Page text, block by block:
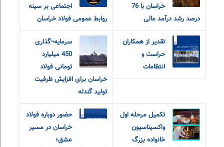
خراسان با 76
درصد رشد درآمد مالی
اجتماعی بر سینه
روابط عمومی فولاد خراسان
تقدیر از همکاران
حراست و
انتظامات
سرمایه¬گذاری
450 میلیارد
تومانی فولاد
خراسان برای افزایش ظرفیت
تولید گندله
تکمیل مرحله اول
واکسیناسیون
خانواده بزرگ
حضور دوباره فولاد
خراسان در مسیر
عشق؛